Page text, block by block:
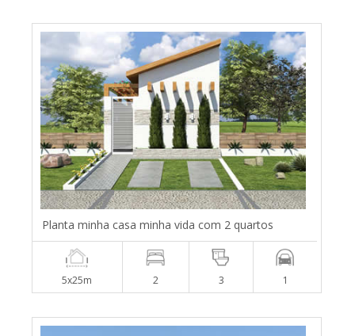
Planta minha casa minha vida com 2 quartos
5x25m 2 3 1